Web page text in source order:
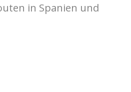
in Spanien und